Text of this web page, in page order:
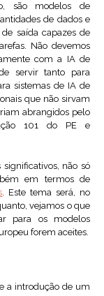
são modelos de
de dados e
saída capazes de
Não devemos
com a IA de
servir tanto para
sistemas de IA de
que não sirvam
abrangidos pelo
101 do PE e
significativos, não só
em termos de
. Este tema será, no
vejamos o que
para os modelos
forem aceites.
a introdução de um